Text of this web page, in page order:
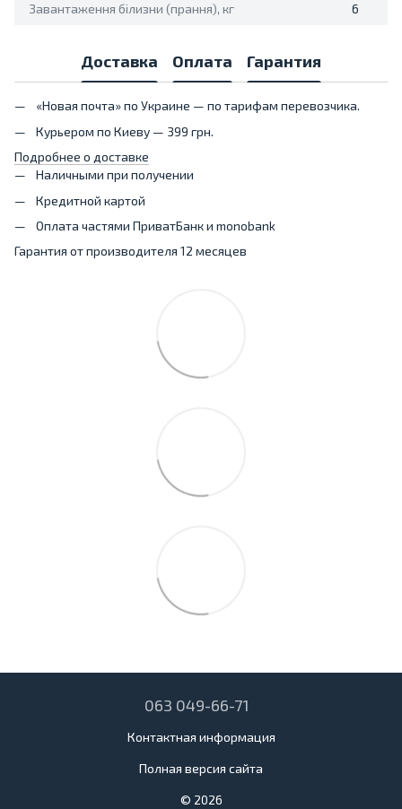
Завантаження білизни (прання), кг 6
Доставка Оплата Гарантия
«Новая почта» по Украине — по тарифам перевозчика.
Курьером по Киеву — 399 грн.
Подробнее о доставке
Наличными при получении
Кредитной картой
Оплата частями ПриватБанк и monobank
Гарантия от производителя 12 месяцев
063 049-66-71
Контактная информация
Полная версия сайта
© 2026